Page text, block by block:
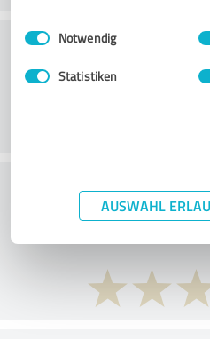
Impressum
Einwilligungsauswahl
Notwendig
Statistiken
AUSWAHL
What do you